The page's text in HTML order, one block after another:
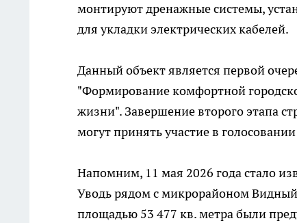
монтируют дренажные системы,
для укладки электрических кабелей.
Данный объект является первой
"Формирование комфортной
жизни". Завершение второго этапа
могут принять участие в
Напомним, 11 мая 2026 года стало
Уводь рядом с микрорайоном
площадью 53 477 кв. метра были